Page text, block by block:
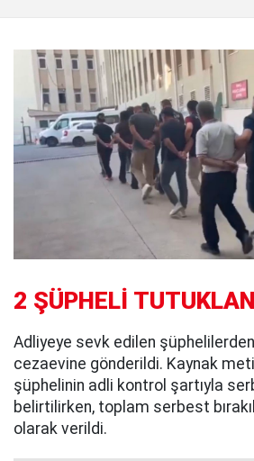
2 ŞÜPHELİ
Adliyeye sevk edilen
cezaevine gönderildi. Kaynak
şüphelinin adli kontrol şartıyla
belirtilirken, toplam serbest
olarak verildi.